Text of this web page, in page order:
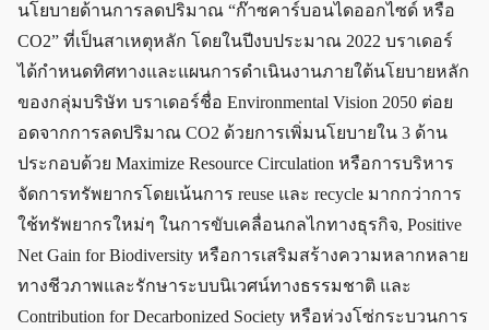
นโยบายด้านการลดปริมาณ “ก๊าซคาร์บอนไดออกไซด์ หรือ
CO2” ที่เป็นสาเหตุหลัก โดยในปีงบประมาณ 2022 บราเดอร์
ได้กำหนดทิศทางและแผนการดำเนินงานภายใต้นโยบายหลัก
ของกลุ่มบริษัท บราเดอร์ชื่อ Environmental Vision 2050 ต่อย
อดจากการลดปริมาณ CO2 ด้วยการเพิ่มนโยบายใน 3 ด้าน
ประกอบด้วย Maximize Resource Circulation หรือการบริหาร
จัดการทรัพยากรโดยเน้นการ reuse และ recycle มากกว่าการ
ใช้ทรัพยากรใหม่ๆ ในการขับเคลื่อนกลไกทางธุรกิจ, Positive
Net Gain for Biodiversity หรือการเสริมสร้างความหลากหลาย
ทางชีวภาพและรักษาระบบนิเวศน์ทางธรรมชาติ และ
Contribution for Decarbonized Society หรือห่วงโซ่กระบวนการ